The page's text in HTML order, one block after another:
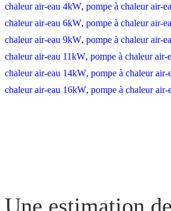
chaleur air-eau 4kW, pompe à chaleur air-
chaleur air-eau 6kW, pompe à chaleur air-
chaleur air-eau 9kW, pompe à chaleur air-
chaleur air-eau 11kW, pompe à chaleur air-
chaleur air-eau 14kW, pompe à chaleur
chaleur air-eau 16kW, pompe à chaleur
Une estimation